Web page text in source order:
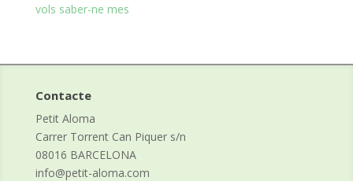
vols saber-ne mes
Contacte
Petit Aloma
Carrer Torrent Can Piquer s/n
08016 BARCELONA
info@petit-aloma.com